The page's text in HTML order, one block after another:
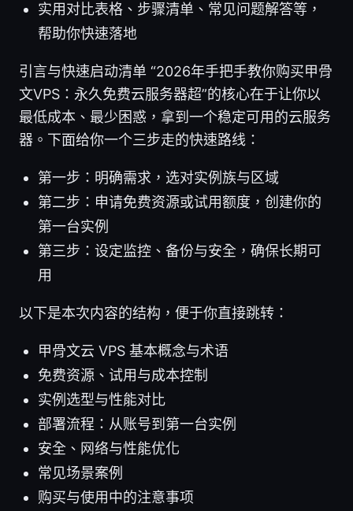
实用对比表格、步骤清单、常见问题解答等，
帮助你快速落地
引言与快速启动清单 “2026年手把手教你购买甲骨
文VPS：永久免费云服务器超”的核心在于让你以
最低成本、最少困惑，拿到一个稳定可用的云服务
器。下面给你一个三步走的快速路线：
第一步：明确需求，选对实例族与区域
第二步：申请免费资源或试用额度，创建你的
第一台实例
第三步：设定监控、备份与安全，确保长期可
用
以下是本次内容的结构，便于你直接跳转：
甲骨文云 VPS 基本概念与术语
免费资源、试用与成本控制
实例选型与性能对比
部署流程：从账号到第一台实例
安全、网络与性能优化
常见场景案例
购买与使用中的注意事项